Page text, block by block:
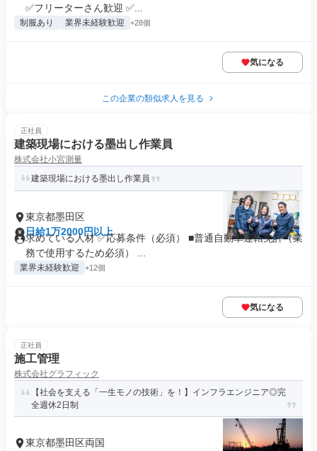
✅フリーターさん歓迎 ✅...
制服あり 業界未経験歓迎 +28個
気になる
この企業の類似求人を見る
正社員
建築現場における墨出し作業員
株式会社小宮測量
建築現場における墨出し作業員
東京都墨田区
日給1万2000円以上
求めている人材 ✅️応募条件（必須） ■普通自動車運転免許（業
務で使用するため必須） ...
業界未経験歓迎 +12個
気になる
正社員
施工管理
株式会社グラフィック
【社会を支える「一生モノの技術」を！】インフラエンジニア◎完
全週休2日制
東京都墨田区両国